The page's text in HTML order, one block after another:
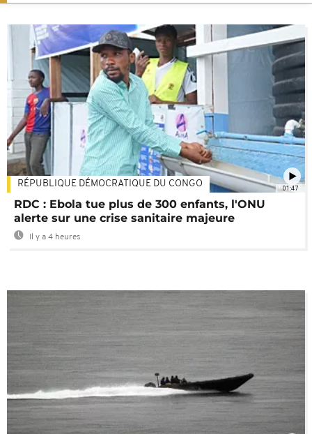
01:47
RÉPUBLIQUE DÉMOCRATIQUE DU CONGO
RDC : Ebola tue plus de 300 enfants, l'ONU
alerte sur une crise sanitaire majeure
Il y a 4 heures